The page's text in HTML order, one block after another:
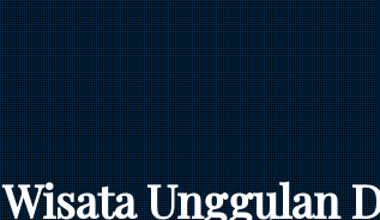
Wisata Unggulan